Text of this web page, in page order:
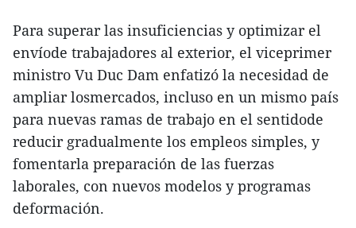
Para superar las insuficiencias y optimizar el
envíode trabajadores al exterior, el viceprimer
ministro Vu Duc Dam enfatizó la necesidad de
ampliar losmercados, incluso en un mismo país
para nuevas ramas de trabajo en el sentidode
reducir gradualmente los empleos simples, y
fomentarla preparación de las fuerzas
laborales, con nuevos modelos y programas
deformación.